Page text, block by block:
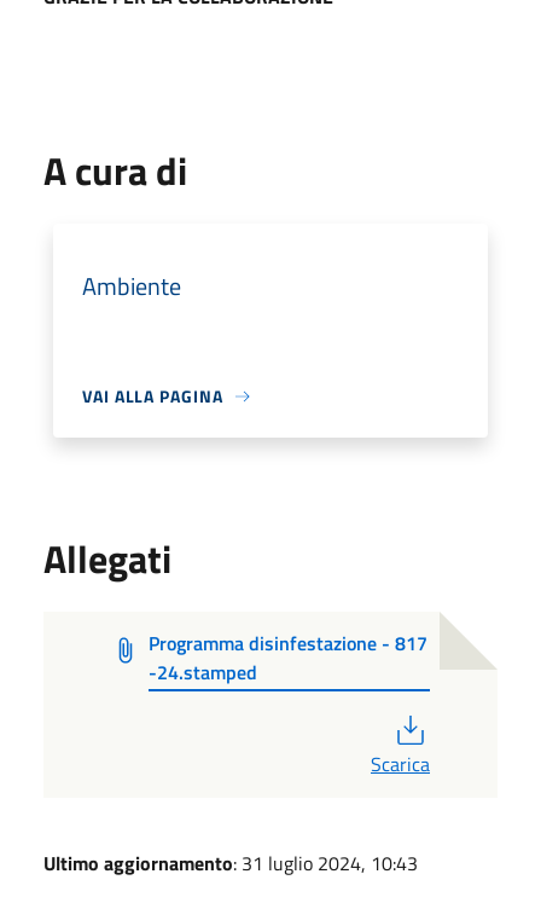
A cura di
Ambiente
VAI ALLA PAGINA
Allegati
Programma disinfestazione - 817
-24.stamped
Scarica
Ultimo aggiornamento: 31 luglio 2024, 10:43